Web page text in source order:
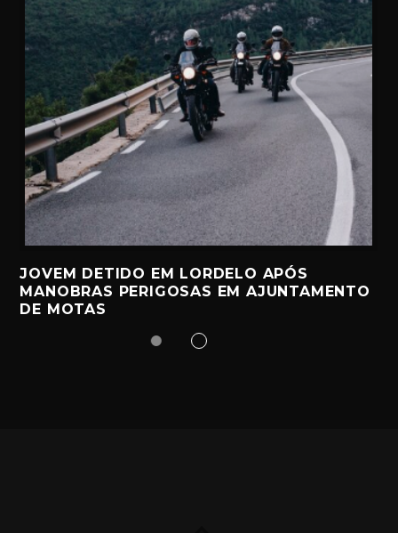
JOVEM DETIDO EM LORDELO APÓS
MANOBRAS PERIGOSAS EM AJUNTAMENTO
DE MOTAS